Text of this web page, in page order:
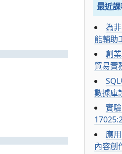
最近
為
能輔助
創
貿易實
數據庫
實
應
內容創